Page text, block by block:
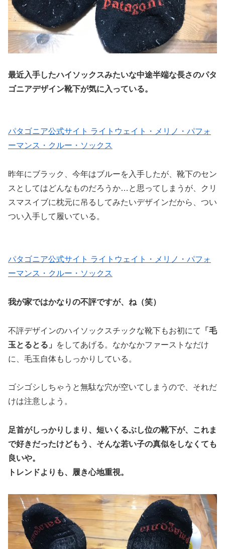
最近入手したハイソックスみたいな中途半端な長さのパタ
ゴニアデザイン靴下が気に入っている。
パタゴニア公式サイト ライトウェイト・メリノ・パフォ
ーマンス・クルー・ソックス
昨年にブラック、今年はブルーを入手したが、靴下のセン
スとしてはどんなものだろうか…と思ってしまうが、クリ
スマスイブに枕元に吊るしてみたいデザインだから、つい
つい入手して履いている。
パタゴニア公式サイト ライトウェイト・メリノ・パフォ
ーマンス・クルー・ソックス
我が家ではかなりの不評ですが、ね（笑）
不評デザインのハイソックスチックな靴下もお初にて
「毛
玉とるとる」
をしてあげる。なかなかファーストなだけ
に、毛玉自体もしっかりしている。
ゴシゴシしちゃうと無駄な穴が空いてしまうので、それだ
けは注意しよう。
足首がしっかりしまり、短いくるぶし位の靴下が、これま
で好きだったけどもう、そんな若い子の真似をしなくても
良いや。
トレンドよりも、履き心地重視。